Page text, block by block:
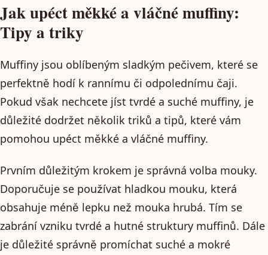
Jak upéct měkké a vláčné muffiny:
Tipy a triky
Muffiny jsou oblíbeným sladkým pečivem, které se
perfektně hodí k rannímu či odpolednímu čaji.
Pokud však nechcete jíst tvrdé a suché muffiny, je
důležité dodržet několik triků a tipů, které vám
pomohou upéct měkké a vláčné muffiny.
Prvním důležitým krokem je správná volba mouky.
Doporučuje se používat hladkou mouku, která
obsahuje méně lepku než mouka hrubá. Tím se
zabrání vzniku tvrdé a hutné struktury muffinů. Dále
je důležité správně promíchat suché a mokré